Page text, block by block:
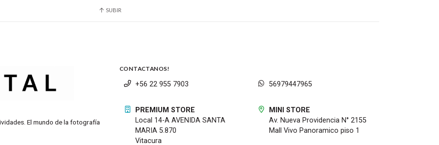
SUBIR
El mundo de la fotografía
CONTACTANOS!
+56 22 955 7903 56979447965
PREMIUM STORE
Local 14-A AVENIDA SANTA
MARIA 5.870
Vitacura
MINI STORE
Av. Nueva Providencia N° 2155
Mall Vivo Panoramico piso 1